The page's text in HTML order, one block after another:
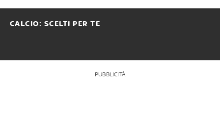
CALCIO: SCELTI PER TE
PUBBLICITÀ